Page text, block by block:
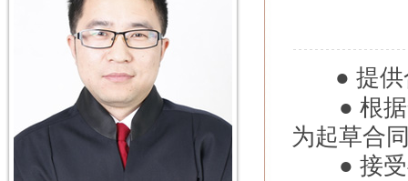
● 提
● 根据合
为起草合
● 接受委